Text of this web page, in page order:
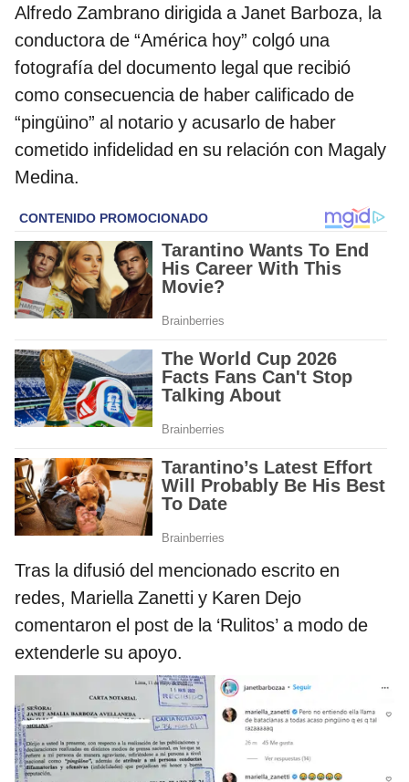
Alfredo Zambrano dirigida a Janet Barboza, la
conductora de “América hoy” colgó una
fotografía del documento legal que recibió
como consecuencia de haber calificado de
“pingüino” al notario y acusarlo de haber
cometido infidelidad en su relación con Magaly
Medina.
Tras la difusió del mencionado escrito en
redes, Mariella Zanetti y Karen Dejo
comentaron el post de la ‘Rulitos’ a modo de
extenderle su apoyo.